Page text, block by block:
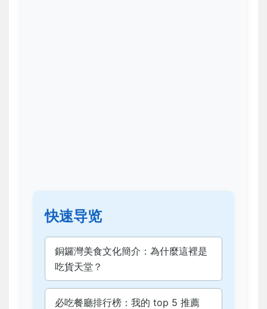
快速导览
銅鑼灣美食文化簡介：為什麼這裡是
吃貨天堂？
必吃餐廳排行榜：我的 top 5 推薦